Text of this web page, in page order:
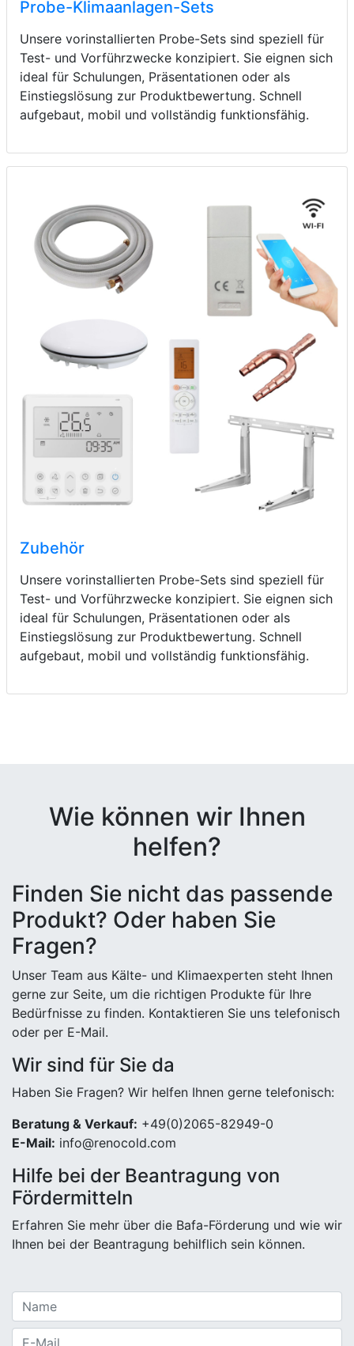
Probe-Klimaanlagen-Sets
Unsere vorinstallierten Probe-Sets sind speziell für
Test- und Vorführzwecke konzipiert. Sie eignen sich
ideal für Schulungen, Präsentationen oder als
Einstiegslösung zur Produktbewertung. Schnell
aufgebaut, mobil und vollständig funktionsfähig.
Zubehör
Unsere vorinstallierten Probe-Sets sind speziell für
Test- und Vorführzwecke konzipiert. Sie eignen sich
ideal für Schulungen, Präsentationen oder als
Einstiegslösung zur Produktbewertung. Schnell
aufgebaut, mobil und vollständig funktionsfähig.
Wie können wir Ihnen
helfen?
Finden Sie nicht das passende
Produkt? Oder haben Sie
Fragen?
Unser Team aus Kälte- und Klimaexperten steht Ihnen
gerne zur Seite, um die richtigen Produkte für Ihre
Bedürfnisse zu finden. Kontaktieren Sie uns telefonisch
oder per E-Mail.
Wir sind für Sie da
Haben Sie Fragen? Wir helfen Ihnen gerne telefonisch:
Beratung & Verkauf: +49(0)2065-82949-0
E-Mail: info@renocold.com
Hilfe bei der Beantragung von
Fördermitteln
Erfahren Sie mehr über die Bafa-Förderung und wie wir
Ihnen bei der Beantragung behilflich sein können.